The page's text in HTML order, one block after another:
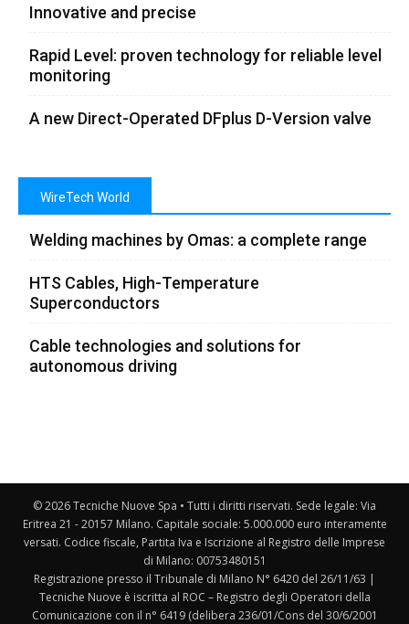
Innovative and precise
Rapid Level: proven technology for reliable level
monitoring
A new Direct-Operated DFplus D-Version valve
WireTech World
Welding machines by Omas: a complete range
HTS Cables, High-Temperature
Superconductors
Cable technologies and solutions for
autonomous driving
© 2026 Tecniche Nuove Spa • Tutti i diritti riservati. Sede legale: Via
Eritrea 21 - 20157 Milano. Capitale sociale: 5.000.000 euro interamente
versati. Codice fiscale, Partita Iva e Iscrizione al Registro delle Imprese
di Milano: 00753480151
Registrazione presso il Tribunale di Milano N° 6420 del 26/11/63 |
Tecniche Nuove è iscritta al ROC – Registro degli Operatori della
Comunicazione con il n° 6419 (delibera 236/01/Cons del 30/6/2001